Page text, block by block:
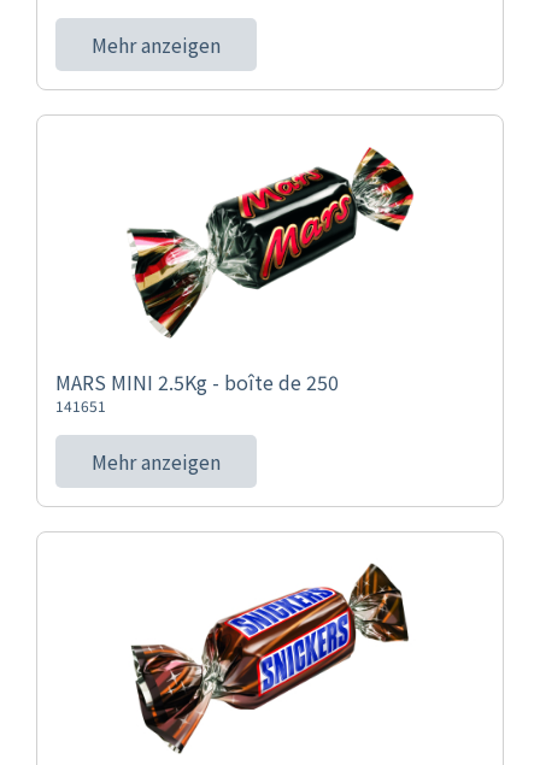
Mehr anzeigen
MARS MINI 2.5Kg - boîte de 250
141651
Mehr anzeigen